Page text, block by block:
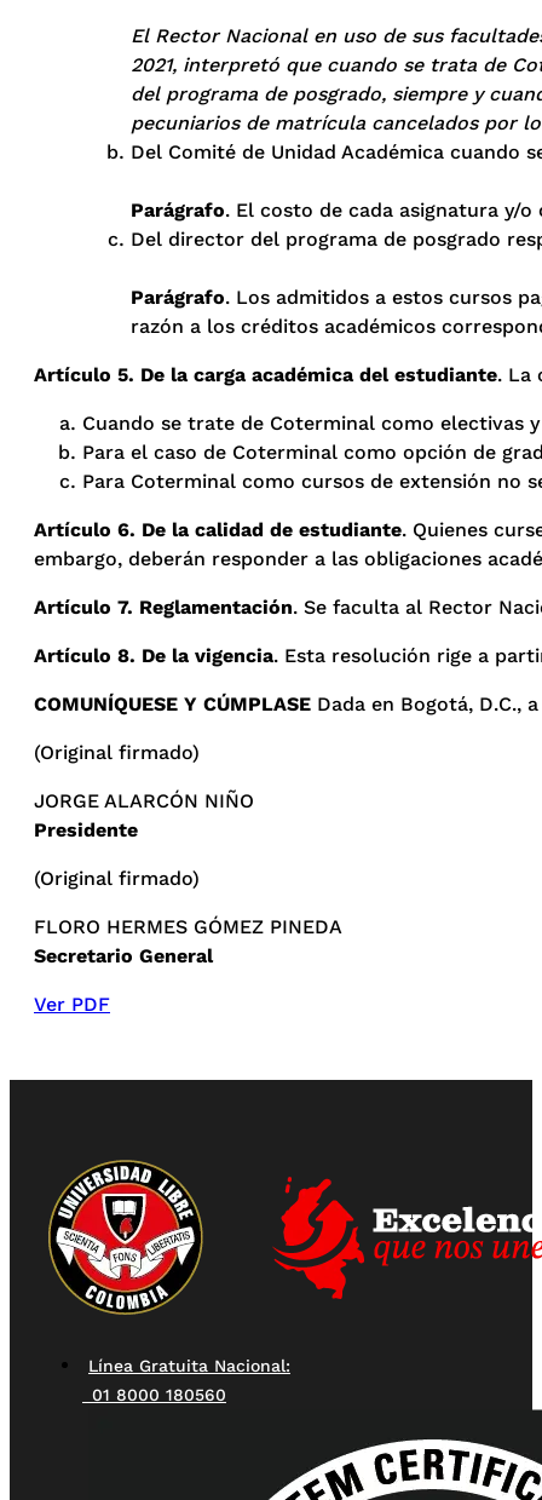
El Rector Nacional en uso de sus
2021, interpretó que cuando se trata de
del programa de posgrado, siempre y
pecuniarios de matrícula cancelados por
Del Comité de Unidad Académica cuando
Parágrafo. El costo de cada asignatura y/
Del director del programa de posgrado
Parágrafo. Los admitidos a estos cursos
razón a los créditos académicos
Artículo 5. De la carga académica del estudiante. La
Cuando se trate de Coterminal como electivas
Para el caso de Coterminal como opción de
Para Coterminal como cursos de extensión no
Artículo 6. De la calidad de estudiante. Quienes
embargo, deberán responder a las obligaciones
Artículo 7. Reglamentación. Se faculta al Rector
Artículo 8. De la vigencia. Esta resolución rige a
COMUNÍQUESE Y CÚMPLASE Dada en Bogotá, D.C.,
(Original firmado)
JORGE ALARCÓN NIÑO
Presidente
(Original firmado)
FLORO HERMES GÓMEZ PINEDA
Secretario General
Ver PDF
Línea Gratuita Nacional:
01 8000 180560